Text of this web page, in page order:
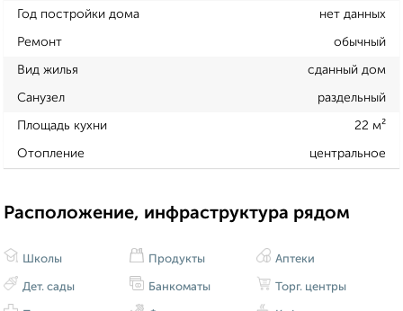
Год постройки дома нет данных
Ремонт обычный
Вид жилья сданный дом
Санузел раздельный
Площадь кухни 22 м²
Отопление центральное
Расположение, инфраструктура рядом
Школы
Дет. сады
Продукты
Банкоматы
Аптеки
Торг. центры